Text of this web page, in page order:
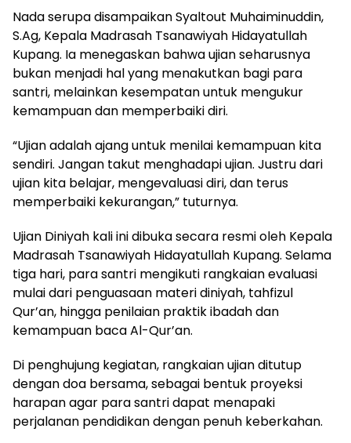
Nada serupa disampaikan Syaltout Muhaiminuddin,
S.Ag, Kepala Madrasah Tsanawiyah Hidayatullah
Kupang. Ia menegaskan bahwa ujian seharusnya
bukan menjadi hal yang menakutkan bagi para
santri, melainkan kesempatan untuk mengukur
kemampuan dan memperbaiki diri.
“Ujian adalah ajang untuk menilai kemampuan kita
sendiri. Jangan takut menghadapi ujian. Justru dari
ujian kita belajar, mengevaluasi diri, dan terus
memperbaiki kekurangan,” tuturnya.
Ujian Diniyah kali ini dibuka secara resmi oleh Kepala
Madrasah Tsanawiyah Hidayatullah Kupang. Selama
tiga hari, para santri mengikuti rangkaian evaluasi
mulai dari penguasaan materi diniyah, tahfizul
Qur’an, hingga penilaian praktik ibadah dan
kemampuan baca Al-Qur’an.
Di penghujung kegiatan, rangkaian ujian ditutup
dengan doa bersama, sebagai bentuk proyeksi
harapan agar para santri dapat menapaki
perjalanan pendidikan dengan penuh keberkahan.